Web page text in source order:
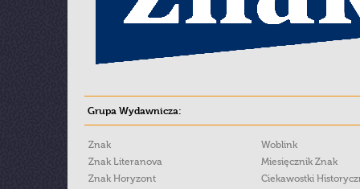
Grupa Wydawnicza:
Znak
Znak Literanova
Znak Horyzont
Woblink
Miesięcznik Znak
Ciekawostki